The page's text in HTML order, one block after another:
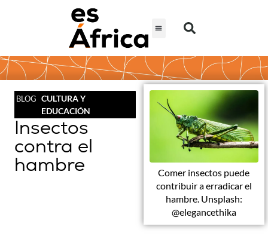
BLOG CULTURA Y
EDUCACIÓN
Insectos
contra el
hambre
Comer insectos puede
contribuir a erradicar el
hambre. Unsplash:
@elegancethika